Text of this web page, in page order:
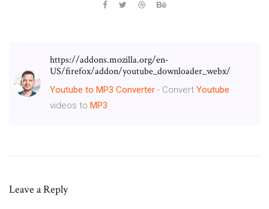
https://addons.mozilla.org/en-
US/firefox/addon/youtube_downloader_webx/
Youtube to MP3 Converter - Convert Youtube
videos to MP3
Leave a Reply